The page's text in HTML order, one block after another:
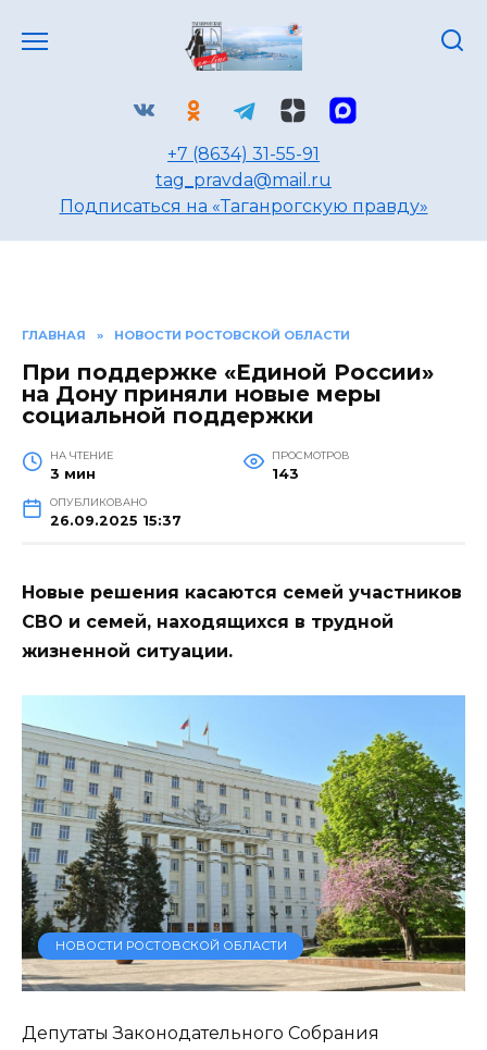
+7 (8634) 31-55-91
tag_pravda@mail.ru
Подписаться на «Таганрогскую правду»
ГЛАВНАЯ » НОВОСТИ РОСТОВСКОЙ ОБЛАСТИ
При поддержке «Единой России»
на Дону приняли новые меры
социальной поддержки
НА ЧТЕНИЕ
3 мин
ПРОСМОТРОВ
143
ОПУБЛИКОВАНО
26.09.2025 15:37
Новые решения касаются семей участников
СВО и семей, находящихся в трудной
жизненной ситуации.
НОВОСТИ РОСТОВСКОЙ ОБЛАСТИ
Депутаты Законодательного Собрания